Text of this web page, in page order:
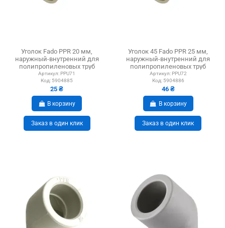
Уголок Fado PPR 20 мм,
наружный-внутренний для
полипропиленовых труб
Артикул: PPU71
Код: 5904885
25 ₴
В корзину
Заказ в один клик
Уголок 45 Fado PPR 25 мм,
наружный-внутренний для
полипропиленовых труб
Артикул: PPU72
Код: 5904886
46 ₴
В корзину
Заказ в один клик